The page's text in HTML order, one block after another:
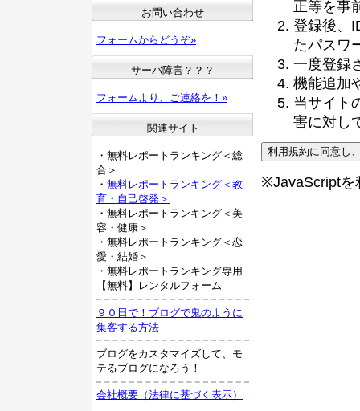
正等を事
登録後、
たパスワ
一度登録
機能追加
当サイト
害に対し
※JavaScriptを
お問い合わせ
フォームからどうぞ»
サーバ障害？？？
フォームより、ご連絡を！»
関連サイト
・無料レポートランキング＜総
合＞
・ 無料レポートランキング＜教
育・自己啓発＞
・無料レポートランキング＜美
容・健康＞
・無料レポートランキング＜恋
愛・結婚＞
・無料レポートランキング専用
【無料】レンタルフォーム
９０日で！ブログで鬼のように
集客する方法
ブログをカスタマイズして、モ
テるブログになろう！
会社概要（法律に基づく表示）